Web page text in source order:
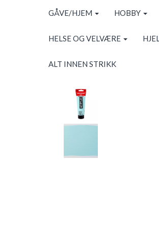
GÅVE/HJEM HOBBY
HELSE OG VELVÆRE
ALT INNEN STRIKK